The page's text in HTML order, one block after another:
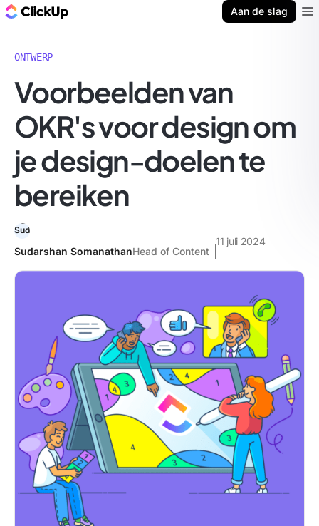
Aan de slag
ONTWERP
Voorbeelden van
OKR's voor design om
je design-doelen te
bereiken
Sudarshan SomanathanHead of Content
11 juli 2024